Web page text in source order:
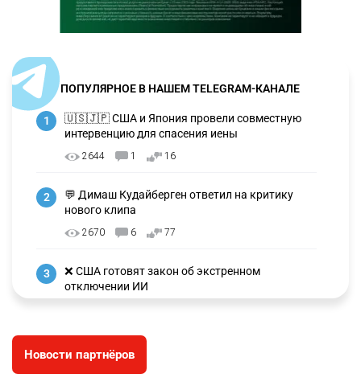
ПОПУЛЯРНОЕ В НАШЕМ TELEGRAM-КАНАЛЕ
1
🇺🇸🇯🇵 США и Япония провели совместную
интервенцию для спасения иены
2644 1 16
2
💬 Димаш Кудайберген ответил на критику
нового клипа
2670 6 77
3
❌ США готовят закон об экстренном
отключении ИИ
4
✍️ СОР и СОЧ не будут проводить в начальных
классах с 1 сентября. Чем их заменят?
Новости партнёров